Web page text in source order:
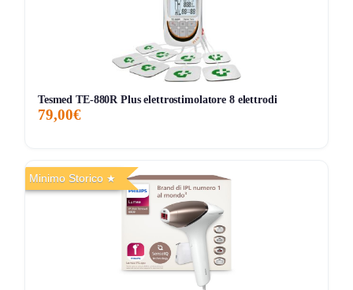
grande vantaggio. Alcuni, tuttavia, trovano che il dispositivo
possa risultare un po’ pesante da maneggiare per periodi
prolungati. Inoltre, per chi ha capelli molto spessi, potrebbe
richiedere più tempo per ottenere risultati ottimali. Nel
complesso, il SpeedStyle Plus è considerato un valido
alleato per chi cerca un finish di qualità senza
Storico Prezzo
237 giorni di monitoraggio
MASSIMO
↑+39%
VARIAZIONE
Tesmed TE-880R Plus elettrostimolatore 8 elettrodi
79,00€
Minimo Storico